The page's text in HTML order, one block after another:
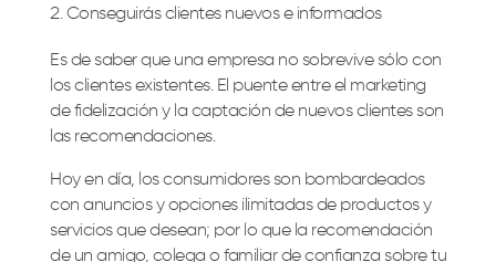
Conseguirás clientes nuevos e informados
Es de saber que una empresa no sobrevive sólo con
los clientes existentes. El puente entre el marketing
de fidelización y la captación de nuevos clientes son
las recomendaciones.
Hoy en día, los consumidores son bombardeados
con anuncios y opciones ilimitadas de productos y
servicios que desean; por lo que la recomendación
de un amigo, colega o familiar de confianza sobre tu